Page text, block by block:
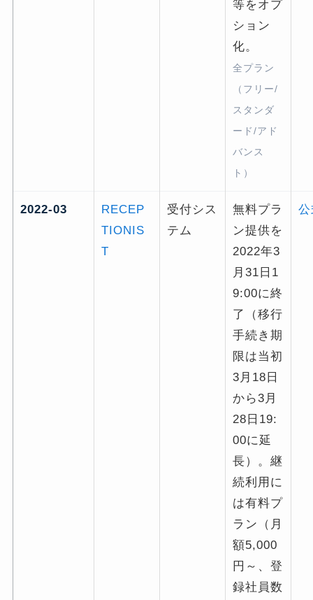
等をオプ
ション
化。
全プラン
（フリー/
スタンダ
ード/アド
バンス
ト）
2022-03
RECEP
TIONIS
T
受付シス
テム
無料プラ
ン提供を
2022年3
月31日1
9:00に終
了（移行
手続き期
限は当初
3月18日
から3月
28日19:
00に延
長）。継
続利用に
は有料プ
ラン（月
額5,000
円～、登
録社員数